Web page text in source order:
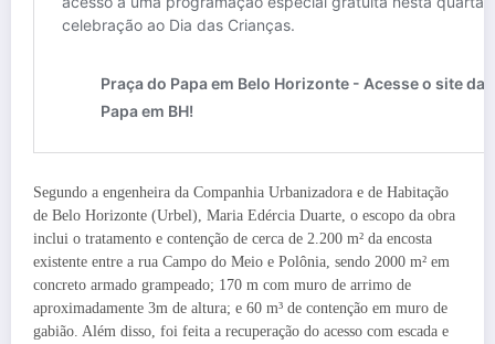
Segundo a engenheira da Companhia Urbanizadora e de Habitação
de Belo Horizonte (Urbel), Maria Edércia Duarte, o escopo da obra
inclui o tratamento e contenção de cerca de 2.200 m² da encosta
existente entre a rua Campo do Meio e Polônia, sendo 2000 m² em
concreto armado grampeado; 170 m com muro de arrimo de
aproximadamente 3m de altura; e 60 m³ de contenção em muro de
gabião. Além disso, foi feita a recuperação do acesso com escada e